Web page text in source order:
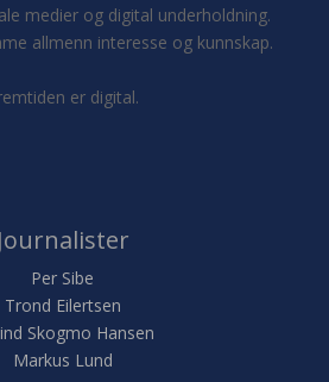
medier og digital underholdning.
allmenn interesse og kunnskap.
er digital.
Journalister
Per Sibe
Trond Eilertsen
Skogmo Hansen
Markus Lund